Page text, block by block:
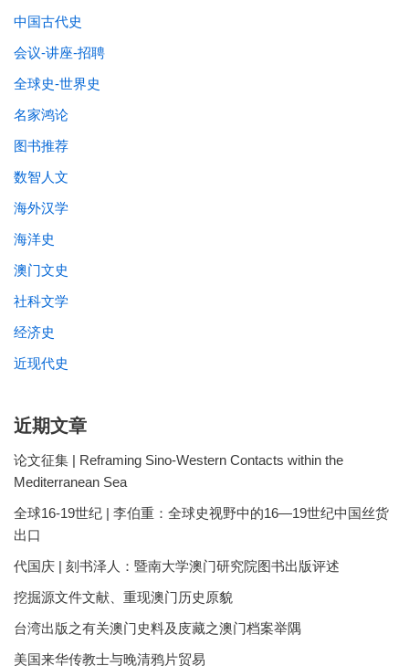
中国古代史
会议-讲座-招聘
全球史-世界史
名家鸿论
图书推荐
数智人文
海外汉学
海洋史
澳门文史
社科文学
经济史
近现代史
近期文章
论文征集 | Reframing Sino-Western Contacts within the
Mediterranean Sea
全球16-19世纪 | 李伯重：全球史视野中的16—19世纪中国丝货
出口
代国庆 | 刻书泽人：暨南大学澳门研究院图书出版评述
挖掘源文件文献、重现澳门历史原貌
台湾出版之有关澳门史料及庋藏之澳门档案举隅
美国来华传教士与晚清鸦片贸易